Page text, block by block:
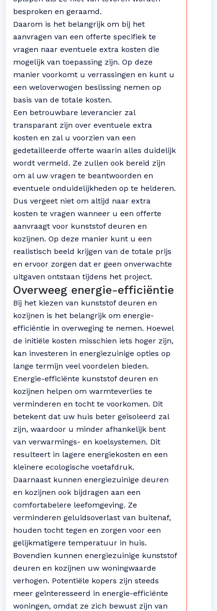
besproken en geraamd.
Daarom is het belangrijk om bij het
aanvragen van een offerte specifiek te
vragen naar eventuele extra kosten die
mogelijk van toepassing zijn. Op deze
manier voorkomt u verrassingen en kunt u
een weloverwogen beslissing nemen op
basis van de totale kosten.
Een betrouwbare leverancier zal
transparant zijn over eventuele extra
kosten en zal u voorzien van een
gedetailleerde offerte waarin alles duidelijk
wordt vermeld. Ze zullen ook bereid zijn
om al uw vragen te beantwoorden en
eventuele onduidelijkheden op te helderen.
Dus vergeet niet om altijd naar extra
kosten te vragen wanneer u een offerte
aanvraagt voor kunststof deuren en
kozijnen. Op deze manier kunt u een
realistisch beeld krijgen van de totale prijs
en ervoor zorgen dat er geen onverwachte
uitgaven ontstaan tijdens het project.
Overweeg energie-efficiëntie
Bij het kiezen van kunststof deuren en
kozijnen is het belangrijk om energie-
efficiëntie in overweging te nemen. Hoewel
de initiële kosten misschien iets hoger zijn,
kan investeren in energiezuinige opties op
lange termijn veel voordelen bieden.
Energie-efficiënte kunststof deuren en
kozijnen helpen om warmteverlies te
verminderen en tocht te voorkomen. Dit
betekent dat uw huis beter geïsoleerd zal
zijn, waardoor u minder afhankelijk bent
van verwarmings- en koelsystemen. Dit
resulteert in lagere energiekosten en een
kleinere ecologische voetafdruk.
Daarnaast kunnen energiezuinige deuren
en kozijnen ook bijdragen aan een
comfortabelere leefomgeving. Ze
verminderen geluidsoverlast van buitenaf,
houden tocht tegen en zorgen voor een
gelijkmatigere temperatuur in huis.
Bovendien kunnen energiezuinige kunststof
deuren en kozijnen uw woningwaarde
verhogen. Potentiële kopers zijn steeds
meer geïnteresseerd in energie-efficiënte
woningen, omdat ze zich bewust zijn van